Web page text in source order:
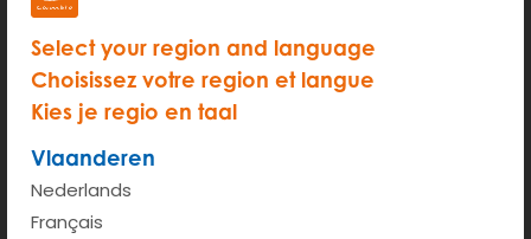
Select your region and language
Choisissez votre region et langue
Kies je regio en taal
Vlaanderen
Nederlands
Français